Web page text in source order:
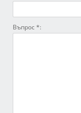
Въпрос *: